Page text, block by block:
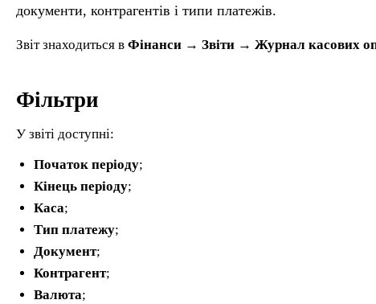
документи, контрагентів і типи платежів.
Звіт знаходиться в Фінанси → Звіти → Журнал касових
Фільтри
У звіті доступні:
Початок періоду;
Кінець періоду;
Каса;
Тип платежу;
Документ;
Контрагент;
Валюта;